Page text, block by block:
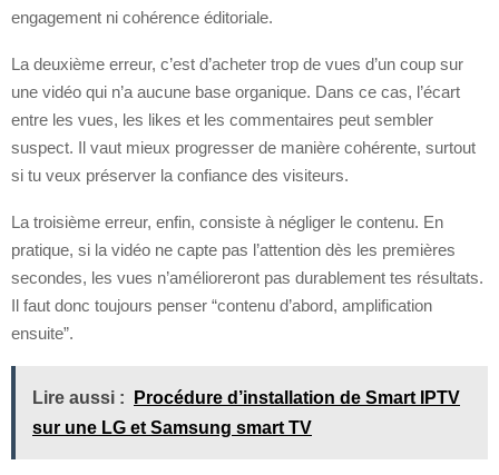
engagement ni cohérence éditoriale.
La deuxième erreur, c’est d’acheter trop de vues d’un coup sur
une vidéo qui n’a aucune base organique. Dans ce cas, l’écart
entre les vues, les likes et les commentaires peut sembler
suspect. Il vaut mieux progresser de manière cohérente, surtout
si tu veux préserver la confiance des visiteurs.
La troisième erreur, enfin, consiste à négliger le contenu. En
pratique, si la vidéo ne capte pas l’attention dès les premières
secondes, les vues n’amélioreront pas durablement tes résultats.
Il faut donc toujours penser “contenu d’abord, amplification
ensuite”.
Lire aussi :
Procédure d’installation de Smart IPTV
sur une LG et Samsung smart TV